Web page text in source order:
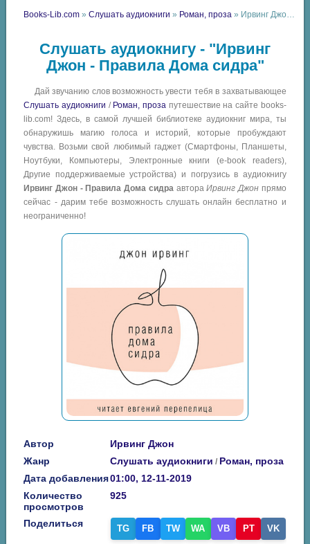
Books-Lib.com »Слушать аудиокниги » Роман, проза » Ирвинг Джон - Правила Дома сидра
Слушать аудиокнигу - "Ирвинг
Джон - Правила Дома сидра"
Дай звучанию слов возможность увести тебя в захватывающее
Слушать аудиокниги / Роман, проза путешествие на сайте books-
lib.com! Здесь, в самой лучшей библиотеке аудиокниг мира, ты
обнаружишь магию голоса и историй, которые пробуждают
чувства. Возьми свой любимый гаджет (Смартфоны, Планшеты,
Ноутбуки, Компьютеры, Электронные книги (e-book readers),
Другие поддерживаемые устройства) и погрузись в аудиокнигу
Ирвинг Джон - Правила Дома сидраавтораИрвинг Джонпрямо
сейчас - дарим тебе возможность слушать онлайн бесплатно и
неограниченно!
Автор
Ирвинг Джон
Жанр
Слушать аудиокниги / Роман, проза
Дата добавления01:00, 12-11-2019
Количество
просмотров
925
Поделиться TG FB TW WA VB PT VK